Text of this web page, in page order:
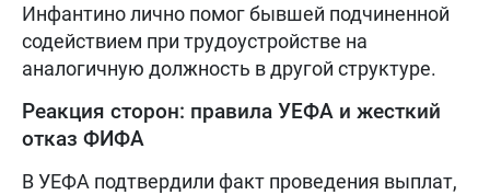
Инфантино лично помог бывшей подчиненной
содействием при трудоустройстве на
аналогичную должность в другой структуре.
Реакция сторон: правила УЕФА и жесткий
отказ ФИФА
В УЕФА подтвердили факт проведения выплат,